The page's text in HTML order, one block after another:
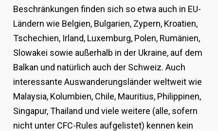
Beschränkungen finden sich so etwa auch in EU-
Ländern wie Belgien, Bulgarien, Zypern, Kroatien,
Tschechien, Irland, Luxemburg, Polen, Rumänien,
Slowakei sowie außerhalb in der Ukraine, auf dem
Balkan und natürlich auch der Schweiz. Auch
interessante Auswanderungsländer weltweit wie
Malaysia, Kolumbien, Chile, Mauritius, Philippinen,
Singapur, Thailand und viele weitere (alle, sofern
nicht unter CFC-Rules aufgelistet) kennen kein